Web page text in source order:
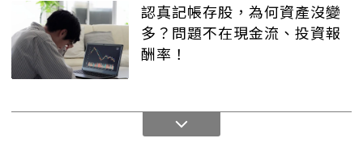
認真記帳存股，為何資產沒變
多？問題不在現金流、投資報
酬率！